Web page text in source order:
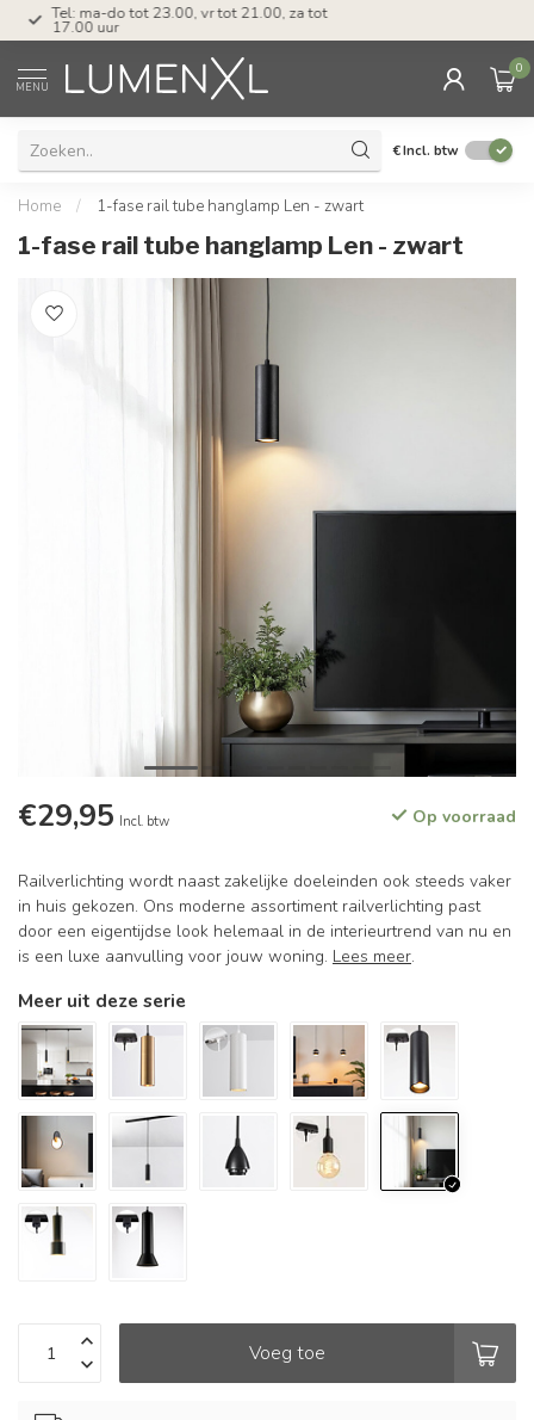
Tel: ma-do tot 23.00, vr tot 21.00, za tot
17.00 uur
MENU
0
€Incl. btw
Home / 1-fase rail tube hanglamp Len - zwart
1-fase rail tube hanglamp Len - zwart
€29,95 Incl. btw Op voorraad
Railverlichting wordt naast zakelijke doeleinden ook steeds vaker
in huis gekozen. Ons moderne assortiment railverlichting past
door een eigentijdse look helemaal in de interieurtrend van nu en
is een luxe aanvulling voor jouw woning. Lees meer.
Meer uit deze serie
Voeg toe